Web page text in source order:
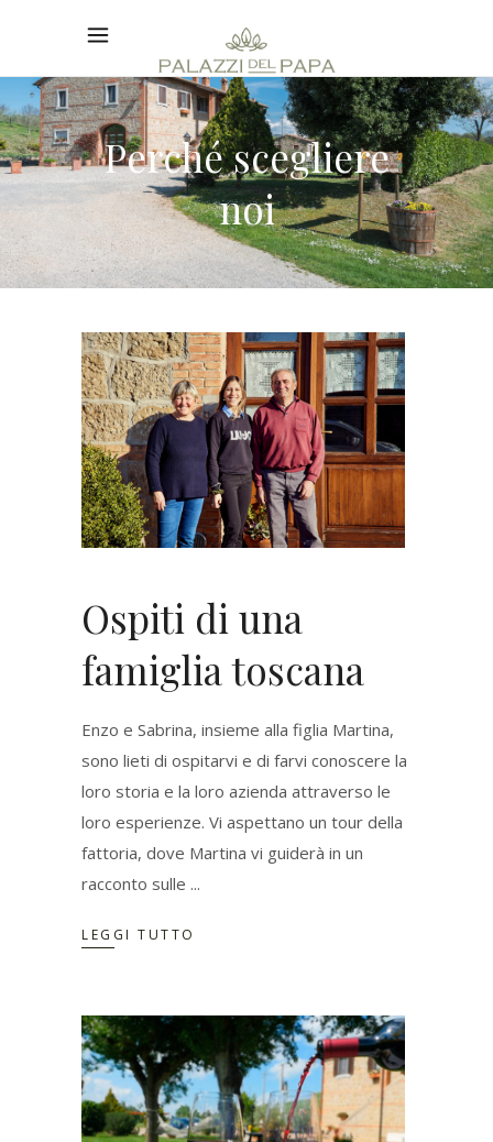
Perché scegliere
noi
Ospiti di una
famiglia toscana
Enzo e Sabrina, insieme alla figlia Martina,
sono lieti di ospitarvi e di farvi conoscere la
loro storia e la loro azienda attraverso le
loro esperienze. Vi aspettano un tour della
fattoria, dove Martina vi guiderà in un
racconto sulle
LEGGI TUTTO